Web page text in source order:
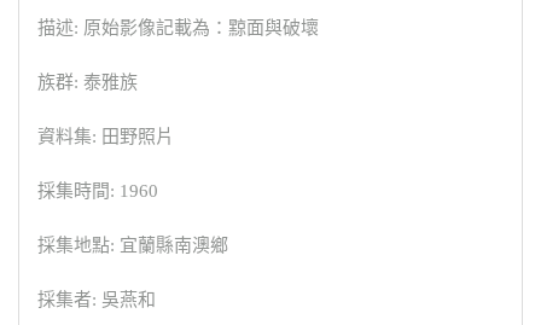
描述: 原始影像記載為：黥面與破壞
族群: 泰雅族
資料集: 田野照片
採集時間: 1960
採集地點: 宜蘭縣南澳鄉
採集者: 吳燕和